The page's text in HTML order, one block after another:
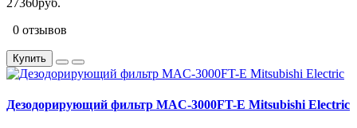
0 отзывов
Купить
Дезодорирующий фильтр MAC-3000FT-E Mitsubishi Electric